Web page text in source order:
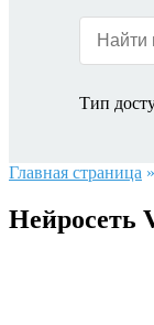
Тип
Главная страница »
Нейросеть